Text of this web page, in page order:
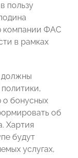
пользу
компании ФАС
в рамках
должны
о бонусных
об
Хартия
будут
услугах,